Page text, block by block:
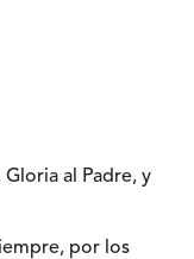
al Padre, y
por los